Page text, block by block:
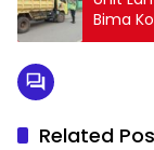
Bima
Related